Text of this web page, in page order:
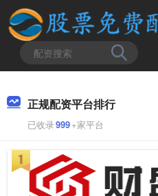
正规配资平台排行
已收录999+家平台